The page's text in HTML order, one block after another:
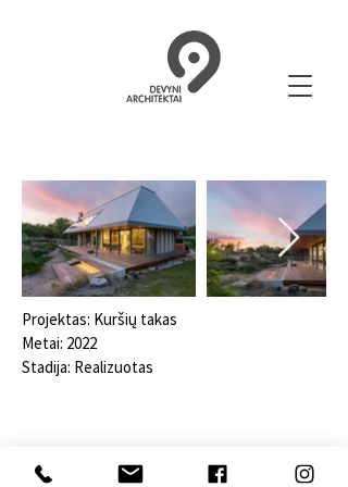
Projektas: Kuršių takas
Metai: 2022
Stadija: Realizuotas